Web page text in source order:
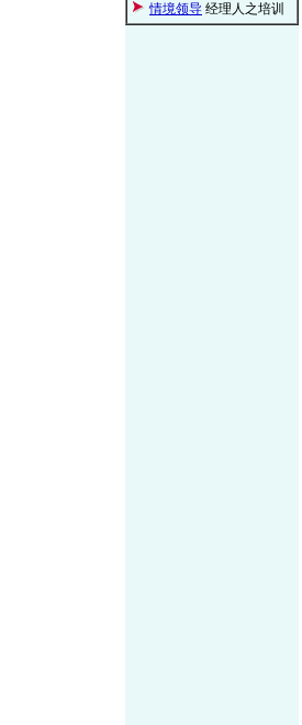
情境领导 经理人之培训